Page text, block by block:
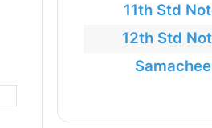
11th Std
12th Std